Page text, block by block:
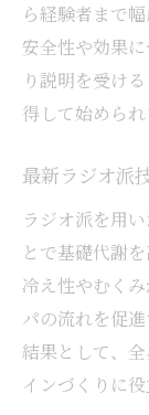
ダイ
術例
脂肪
キャビテ
キャ
筋肉
の魅
痩
キャ
ら経験者まで
安全性や効果
り説明を受け
得して始められ
最新ラジオ派
ラジオ派を用
とで基礎代謝
冷え性やむく
パの流れを促
結果として、
インづくりに役